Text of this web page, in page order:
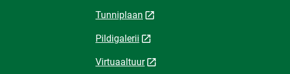
Tunniplaan
Pildigalerii
Virtuaaltuur